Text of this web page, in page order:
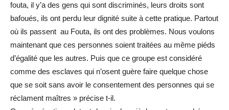
fouta, il y’a des gens qui sont discriminés, leurs droits sont
bafoués, ils ont perdu leur dignité suite à cette pratique. Partout
où ils passent au Fouta, ils ont des problèmes. Nous voulons
maintenant que ces personnes soient traitées au même piéds
d’égalité que les autres. Puis que ce groupe est considéré
comme des esclaves qui n’osent guère faire quelque chose
que se soit sans avoir le consentement des personnes qui se
réclament maîtres » précise t-il.